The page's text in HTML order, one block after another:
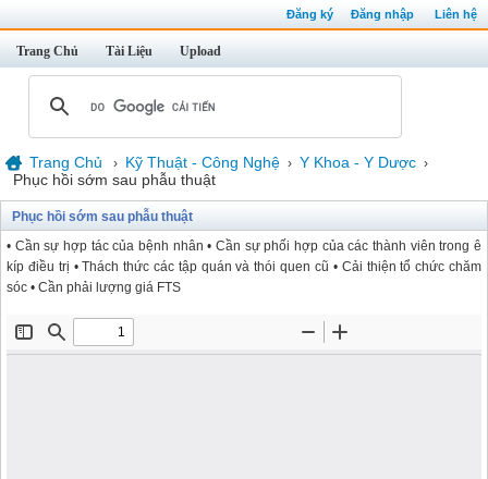
Đăng ký Đăng nhập Liên hệ
Trang Chủ Tài Liệu Upload
Trang Chủ › Kỹ Thuật - Công Nghệ › Y Khoa - Y Dược ›
Phục hồi sớm sau phẫu thuật
Phục hồi sớm sau phẫu thuật
• Cần sự hợp tác của bệnh nhân • Cần sự phối hợp của các thành viên trong ê
kíp điều trị • Thách thức các tập quán và thói quen cũ • Cải thiện tổ chức chăm
sóc • Cần phải lượng giá FTS